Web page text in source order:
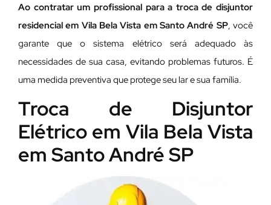
Ao contratar um profissional para a troca de disjuntor
residencial em Vila Bela Vista em Santo André SP, você
garante que o sistema elétrico será adequado às
necessidades de sua casa, evitando problemas futuros. É
uma medida preventiva que protege seu lar e sua família.
Troca de Disjuntor
Elétrico em Vila Bela Vista
em Santo André SP